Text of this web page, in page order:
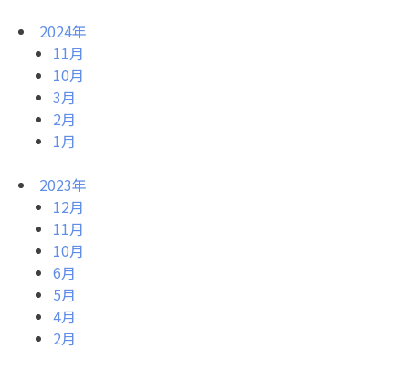
2024年
11月
10月
3月
2月
1月
2023年
12月
11月
10月
6月
5月
4月
2月